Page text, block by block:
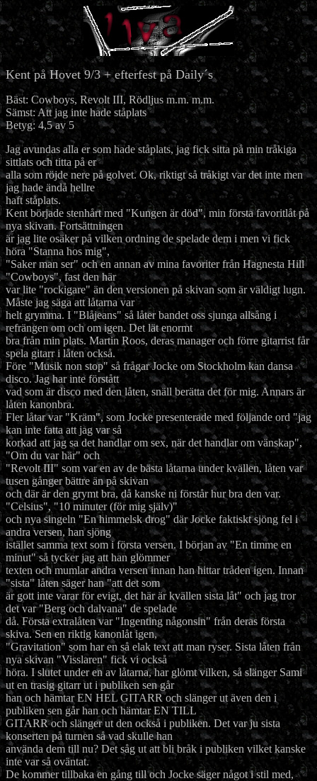
Kent på Hovet 9/3 + efterfest på Daily´s
Bäst: Cowboys, Revolt III, Rödljus m.m. m.m.
Sämst: Att jag inte hade ståplats
Betyg: 4,5 av 5
Jag avundas alla er som hade ståplats, jag fick sitta på min tråkiga
sittlats och titta på er
alla som röjde nere på golvet. Ok, riktigt så tråkigt var det inte men
jag hade ändå hellre
haft ståplats.
Kent började stenhårt med "Kungen är död", min första favoritlåt på
nya skivan. Fortsättningen
är jag lite osäker på vilken ordning de spelade dem i men vi fick
höra "Stanna hos mig",
"Saker man ser" och en annan av mina favoriter från Hagnesta Hill
"Cowboys", fast den här
var lite "rockigare" än den versionen på skivan som är väldigt lugn.
Måste jag säga att låtarna var
helt grymma. I "Blåjeans" så låter bandet oss sjunga allsång i
refrängen om och om igen. Det lät enormt
bra från min plats. Martin Roos, deras manager och förre gitarrist får
spela gitarr i låten också.
Före "Musik non stop" så frågar Jocke om Stockholm kan dansa
disco. Jag har inte förstått
vad som är disco med den låten, snäll berätta det för mig. Annars är
låten kanonbra.
Fler låtar var "Kräm", som Jocke presenterade med följande ord "jag
kan inte fatta att jag var så
korkad att jag sa det handlar om sex, när det handlar om vänskap",
"Om du var här" och
"Revolt III" som var en av de bästa låtarna under kvällen, låten var
tusen gånger bättre än på skivan
och där är den grymt bra, då kanske ni förstår hur bra den var.
"Celsius", "10 minuter (för mig själv)"
och nya singeln "En himmelsk drog" där Jocke faktiskt sjöng fel i
andra versen, han sjöng
istället samma text som i första versen. I början av "En timme en
minut" så tycker jag att han glömmer
texten och mumlar andra versen innan han hittar tråden igen. Innan
"sista" låten säger han "att det som
är gott inte varar för evigt, det här är kvällen sista låt" och jag tror
det var "Berg och dalvana" de spelade
då. Första extralåten var "Ingenting någonsin" från deras första
skiva. Sen en riktig kanonlåt igen,
"Gravitation" som har en så elak text att man ryser. Sista låten från
nya skivan "Visslaren" fick vi också
höra. I slutet under en av låtarna, har glömt vilken, så slänger Sami
ut en trasig gitarr ut i publiken sen går
han och hämtar EN HEL GITARR och slänger ut även den i
publiken sen går han och hämtar EN TILL
GITARR och slänger ut den också i publiken. Det var ju sista
konserten på turnen så vad skulle han
använda dem till nu? Det såg ut att bli bråk i publiken vilket kanske
inte var så oväntat.
De kommer tillbaka en gång till och Jocke säger något i stil med,